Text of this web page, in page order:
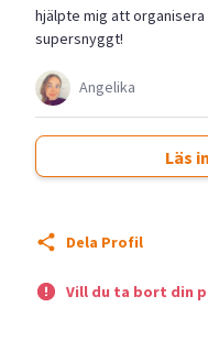
hjälpte mig att
supersnyggt!
Angelika
Läs
Dela Profil
Vill du ta bort din